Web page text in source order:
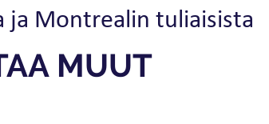
ja Montrealin tuliaisista
MUUT